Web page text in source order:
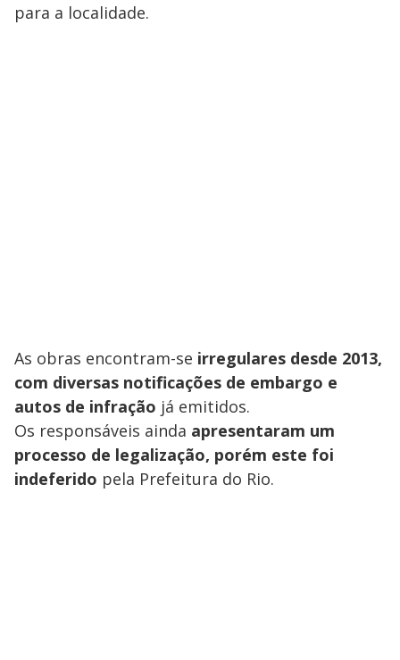
para a localidade.
As obras encontram-se irregulares desde 2013,
com diversas notificações de embargo e
autos de infração já emitidos.
Os responsáveis ainda apresentaram um
processo de legalização, porém este foi
indeferido pela Prefeitura do Rio.